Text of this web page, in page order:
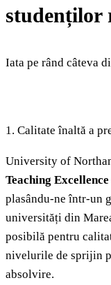
studenților
Iata pe rând câteva
1. Calitate înaltă a
University of
Teaching
plasându-ne într-un
universități din
posibilă pentru
nivelurile de sprijin
absolvire.